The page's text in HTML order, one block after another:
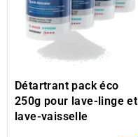
Détartrant pack éco
250g pour lave-linge et
lave-vaisselle